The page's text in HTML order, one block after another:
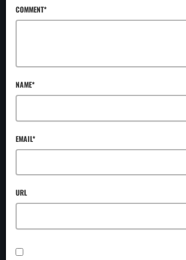
COMMENT*
NAME*
EMAIL*
URL